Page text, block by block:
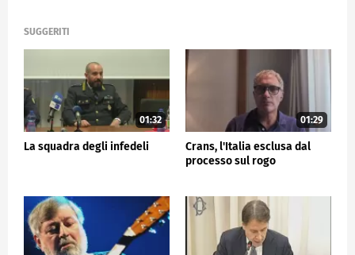
SUGGERITI
01:32
La squadra degli infedeli
01:29
Crans, l'Italia esclusa dal
processo sul rogo